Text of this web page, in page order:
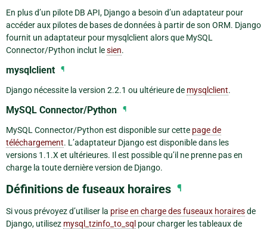
En plus d’un pilote DB API, Django a besoin d’un adaptateur pour
accéder aux pilotes de bases de données à partir de son ORM. Django
fournit un adaptateur pour mysqlclient alors que MySQL
Connector/Python inclut lesien.
mysqlclient ¶
Django nécessite la version 2.2.1 ou ultérieure de mysqlclient.
MySQL Connector/Python ¶
MySQL Connector/Python est disponible sur cette page de
téléchargement. L’adaptateur Django est disponible dans les
versions 1.1.X et ultérieures. Il est possible qu’il ne prenne pas en
charge la toute dernière version de Django.
Définitions de fuseaux horaires ¶
Si vous prévoyez d’utiliser la prise en charge des fuseaux horairesde
Django, utilisez mysql_tzinfo_to_sql pour charger les tableaux de